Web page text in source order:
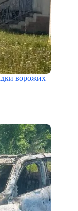
ворожих